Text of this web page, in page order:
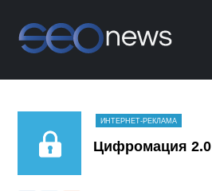
ИНТЕРНЕТ-РЕКЛАМА
Цифромация 2.0